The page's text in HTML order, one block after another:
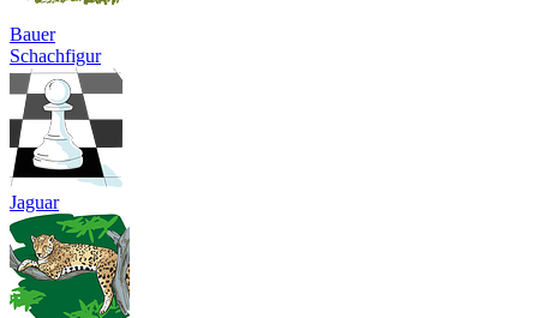
Bauer
Schachfigur
Jaguar